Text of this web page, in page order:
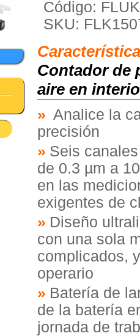
Código:
SKU:
Contador de
aire en
Analice la
precisión
Seis
de 0.3 µm a
en las
exigentes de
Diseño
con una sola
complicados,
operario
Batería de
de la batería
jornada de